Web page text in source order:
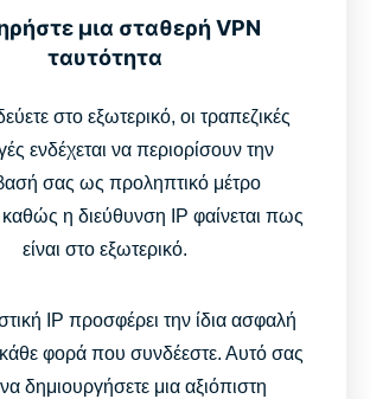
μια σταθερή VPN
ταυτότητα
στο εξωτερικό, οι τραπεζικές
ενδέχεται να περιορίσουν την
σας ως προληπτικό μέτρο
η διεύθυνση IP φαίνεται πως
είναι στο εξωτερικό.
IP προσφέρει την ίδια ασφαλή
φορά που συνδέεστε. Αυτό σας
δημιουργήσετε μια αξιόπιστη